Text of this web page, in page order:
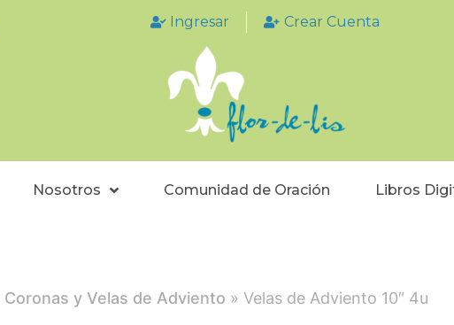
Ingresar Crear Cuenta
Nosotros Comunidad de Oración Libros
Coronas y Velas de Adviento » Velas de Adviento 10″ 4u